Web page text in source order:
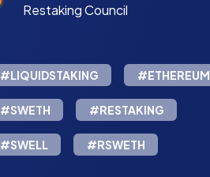
Restaking Council
#LIQUIDSTAKING #ETHEREUM
#SWETH #RESTAKING
#SWELL #RSWETH